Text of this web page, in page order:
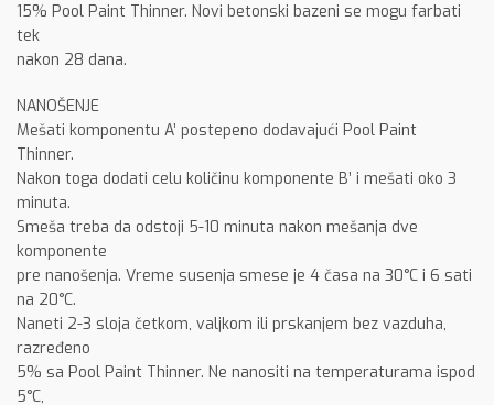
15% Pool Paint Thinner. Novi betonski bazeni se mogu farbati
tek
nakon 28 dana.
NANOŠENJE
Mešati komponentu A’ postepeno dodavajući Pool Paint
Thinner.
Nakon toga dodati celu količinu komponente B’ i mešati oko 3
minuta.
Smeša treba da odstoji 5-10 minuta nakon mešanja dve
komponente
pre nanošenja. Vreme susenja smese je 4 časa na 30°C i 6 sati
na 20°C.
Naneti 2-3 sloja četkom, valjkom ili prskanjem bez vazduha,
razređeno
5% sa Pool Paint Thinner. Ne nanositi na temperaturama ispod
5°C,